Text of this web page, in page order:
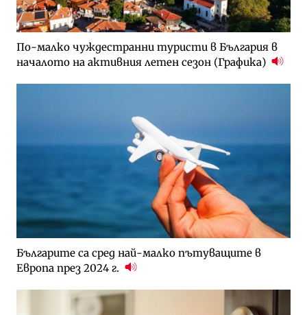
По-малко чуждестранни туристи в България в
началото на активния летен сезон (Графика)
Българите са сред най-малко пътуващите в
Европа през 2024 г.